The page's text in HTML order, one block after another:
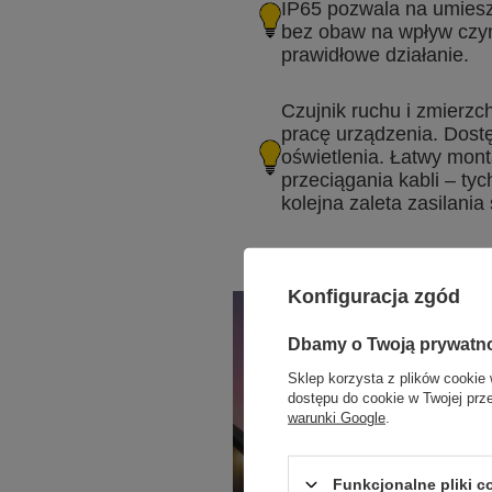
IP65 pozwala na
bez obaw na wpływ
prawidłowe działanie.
Czujnik ruchu i
pracę urządzenia.
oświetlenia. Łatwy
przeciągania kabli –
kolejna zaleta zasilania
Konfiguracja zgód
Dbamy o Twoją
Sklep korzysta z plików cookie
dostępu do cookie w Twojej
warunki Google
Funkcjonalne pliki